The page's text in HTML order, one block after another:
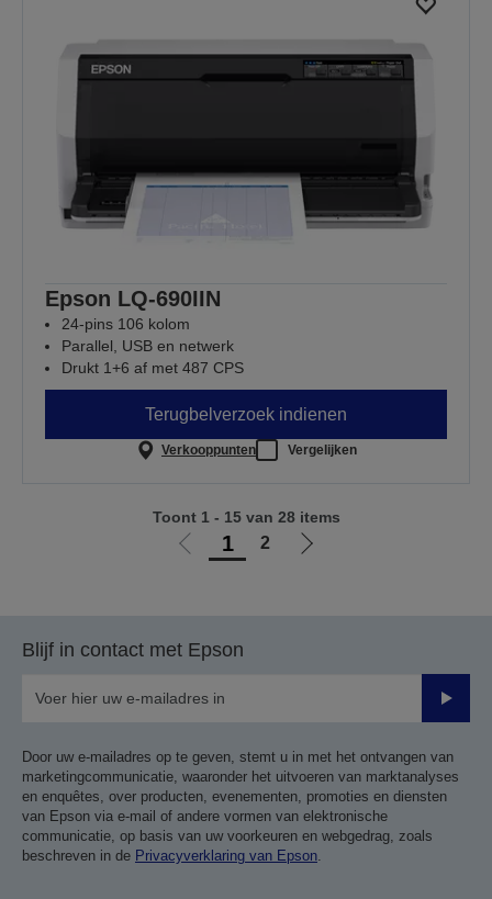
Epson LQ-690IIN
24-pins 106 kolom
Parallel, USB en netwerk
Drukt 1+6 af met 487 CPS
Terugbelverzoek indienen
Verkooppunten Vergelijken
Ga
1 2
Ga
Toont 1 - 15 van 28 items
Blijf in contact met Epson
Door uw e-mailadres op te geven, stemt u in met het ontvangen van
marketingcommunicatie, waaronder het uitvoeren van marktanalyses
en enquêtes, over producten, evenementen, promoties en diensten
van Epson via e-mail of andere vormen van elektronische
communicatie, op basis van uw voorkeuren en webgedrag, zoals
beschreven in de Privacyverklaring van Epson.